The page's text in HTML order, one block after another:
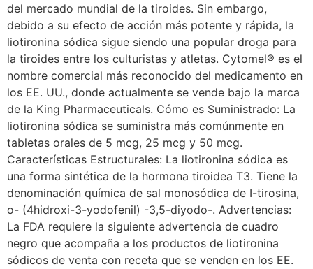
del mercado mundial de la tiroides. Sin embargo,
debido a su efecto de acción más potente y rápida, la
liotironina sódica sigue siendo una popular droga para
la tiroides entre los culturistas y atletas. Cytomel® es el
nombre comercial más reconocido del medicamento en
los EE. UU., donde actualmente se vende bajo la marca
de la King Pharmaceuticals. Cómo es Suministrado: La
liotironina sódica se suministra más comúnmente en
tabletas orales de 5 mcg, 25 mcg y 50 mcg.
Características Estructurales: La liotironina sódica es
una forma sintética de la hormona tiroidea T3. Tiene la
denominación química de sal monosódica de I-tirosina,
o- (4hidroxi-3-yodofenil) -3,5-diyodo-. Advertencias:
La FDA requiere la siguiente advertencia de cuadro
negro que acompaña a los productos de liotironina
sódicos de venta con receta que se venden en los EE.